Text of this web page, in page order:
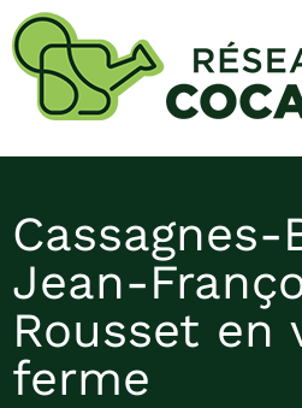
Cassagnes-
Jean-
Rousset en
ferme